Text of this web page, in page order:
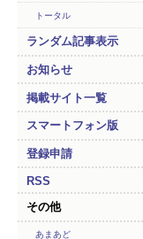
トータル
ランダム記事表示
お知らせ
掲載サイト一覧
スマートフォン版
登録申請
RSS
その他
あまあど